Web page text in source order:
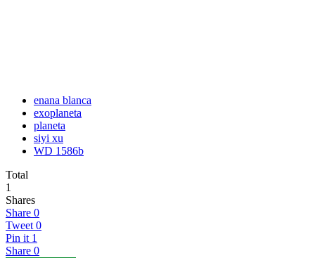
enana blanca
exoplaneta
planeta
siyi xu
WD 1586b
Total
1
Shares
Share 0
Tweet 0
Pin it 1
Share 0